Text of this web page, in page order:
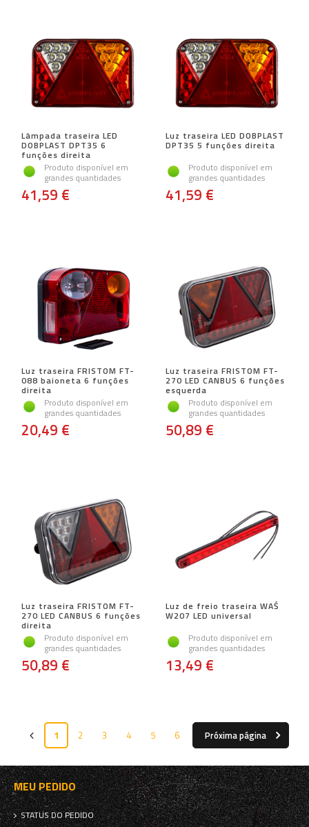
Lâmpada traseira LED
DOBPLAST DPT35 6
funções direita
Produto disponível em
grandes quantidades
41,59 €
Luz traseira LED DOBPLAST
DPT35 5 funções direita
Produto disponível em
grandes quantidades
41,59 €
Luz traseira FRISTOM FT-
088 baioneta 6 funções
direita
Produto disponível em
grandes quantidades
20,49 €
Luz traseira FRISTOM FT-
270 LED CANBUS 6 funções
esquerda
Produto disponível em
grandes quantidades
50,89 €
Luz traseira FRISTOM FT-
270 LED CANBUS 6 funções
direita
Produto disponível em
grandes quantidades
50,89 €
Luz de freio traseira WAŚ
W207 LED universal
Produto disponível em
grandes quantidades
13,49 €
1 2 3 4 5 6 Próxima página
MEU PEDIDO
STATUS DO PEDIDO